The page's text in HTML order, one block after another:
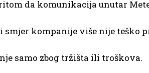
da komunikacija unutar
smjer kompanije više nije teško
samo zbog tržišta ili troškova.